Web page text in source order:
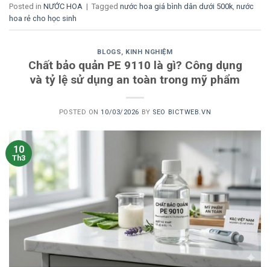
Posted in NƯỚC HOA | Tagged nước hoa giá bình dân dưới 500k, nước
hoa rẻ cho học sinh
BLOGS, KINH NGHIỆM
Chất bảo quản PE 9110 là gì? Công dụng
và tỷ lệ sử dụng an toàn trong mỹ phẩm
POSTED ON10/03/2026 BY SEO BICTWEB.VN
10
Th3